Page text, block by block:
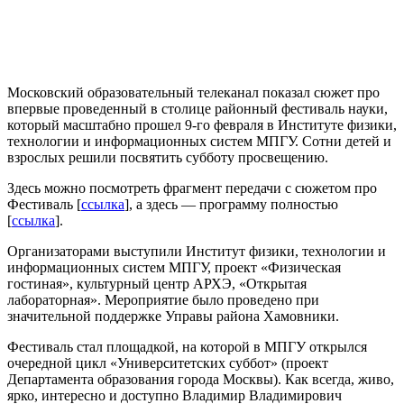
Московский образовательный телеканал показал сюжет про
впервые проведенный в столице районный фестиваль науки,
который масштабно прошел 9-го февраля в Институте физики,
технологии и информационных систем МПГУ. Сотни детей и
взрослых решили посвятить субботу просвещению.
Здесь можно посмотреть фрагмент передачи с сюжетом про
Фестиваль [ссылка], а здесь — программу полностью
[ссылка].
Организаторами выступили Институт физики, технологии и
информационных систем МПГУ, проект «Физическая
гостиная», культурный центр АРХЭ, «Открытая
лабораторная». Мероприятие было проведено при
значительной поддержке Управы района Хамовники.
Фестиваль стал площадкой, на которой в МПГУ открылся
очередной цикл «Университетских суббот» (проект
Департамента образования города Москвы). Как всегда, живо,
ярко, интересно и доступно Владимир Владимирович